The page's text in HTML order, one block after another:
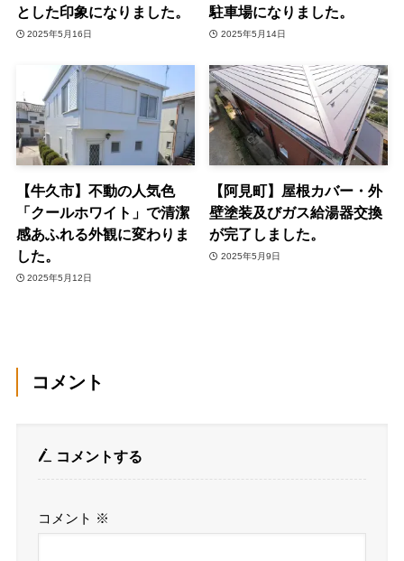
とした印象になりました。
2025年5月16日
駐車場になりました。
2025年5月14日
【牛久市】不動の人気色
「クールホワイト」で清潔
感あふれる外観に変わりま
した。
2025年5月12日
【阿見町】屋根カバー・外
壁塗装及びガス給湯器交換
が完了しました。
2025年5月9日
コメント
コメントする
コメント ※